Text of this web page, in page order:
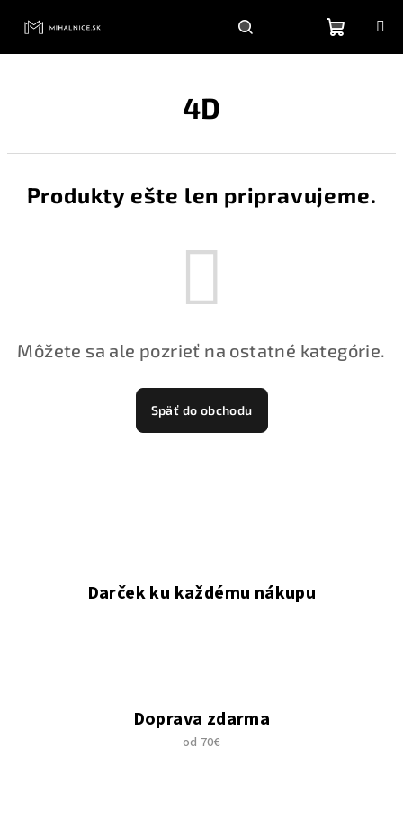
HľadaťPrihlásenie
4D
Produkty ešte len pripravujeme.
Môžete sa ale pozrieť na ostatné kategórie.
Späť do obchodu
Darček ku každému nákupu
Doprava zdarma
od 70€